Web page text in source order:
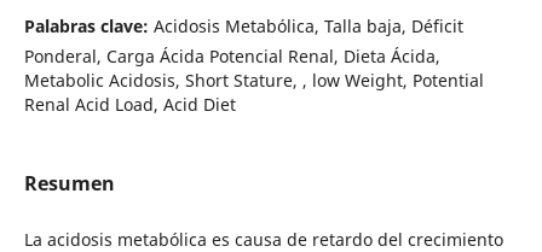
Palabras clave: Acidosis Metabólica, Talla baja, Déficit
Ponderal, Carga Ácida Potencial Renal, Dieta Ácida,
Metabolic Acidosis, Short Stature, , low Weight, Potential
Renal Acid Load, Acid Diet
Resumen
La acidosis metabólica es causa de retardo del crecimiento